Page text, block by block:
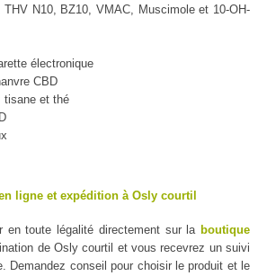
N10, BZ10, VMAC, Muscimole et 10-OH-
électronique
CBD
tisane et thé
ligne et expédition à Osly courtil
en toute légalité directement sur la boutique
de Osly courtil et vous recevrez un suivi
Demandez conseil pour choisir le produit et le